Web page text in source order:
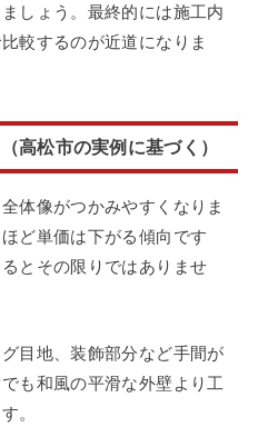
しょう。最終的には施工内
較するのが近道になりま
高松市の実例に基づく）
体像がつかみやすくなりま
ど単価は下がる傾向です
とその限りではありませ
目地、装飾部分など手間が
も和風の平滑な外壁より工
。